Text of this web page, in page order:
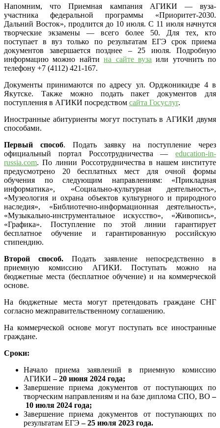
Напомним, что Приемная кампания АГИКИ — вуза-
участника федеральной программы «Приоритет-2030.
Дальний Восток», продлится до 10 июля. С 11 июля начнутся
творческие экзамены — всего более 50. Для тех, кто
поступает в вуз только по результатам ЕГЭ срок приема
документов завершается позднее – 25 июля. Подробную
информацию можно найтина сайте вузаили уточнить по
телефону +7 (4112) 421-167.
Документы принимаются по адресу ул. Орджоникидзе 4 в
Якутске. Также можно подать пакет документов для
поступления в АГИКИ посредством сайта Госуслуг.
Иностранные абитуриенты могут поступать в АГИКИ двумя
способами.
Первый способ. Подать заявку на поступление через
официальный портал Россотрудничества — education-in-
russia.com. По линии Россотрудничества в нашем институте
предусмотрено 20 бесплатных мест для очной формы
обучения по следующим направлениям: «Прикладная
информатика», «Социально-культурная деятельность»,
«Музеология и охрана объектов культурного и природного
наследия», «Библиотечно-информационная деятельность»,
«Музыкально-инструментальное искусство», «Живопись»,
«Графика». Поступление по этой линии гарантирует
бесплатное обучение и гарантированную российскую
стипендию.
Второй способ. Подать заявление непосредственно в
приемную комиссию АГИКИ. Поступать можно на
бюджетные места (бесплатное обучение) и на коммерческой
основе.
На бюджетные места могут претендовать граждане СНГ
согласно межправительственному соглашению.
На коммерческой основе могут поступать все иностранные
граждане.
Сроки:
Начало приема заявлений в приемную комиссию
АГИКИ– 20 июня 2024 года;
Завершение приема документов от поступающих по
творческим направлениям и на базе диплома СПО, ВО–
10 июля 2024 года;
Завершение приема документов от поступающих по
результатам ЕГЭ– 25 июля 2023 года.